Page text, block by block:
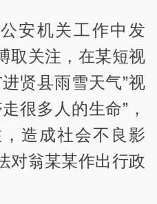
安机关工作中发
取关注，在某短视
贤县雨雪天气”视
很多人的生命”，
造成社会不良影
对翁某某作出行政